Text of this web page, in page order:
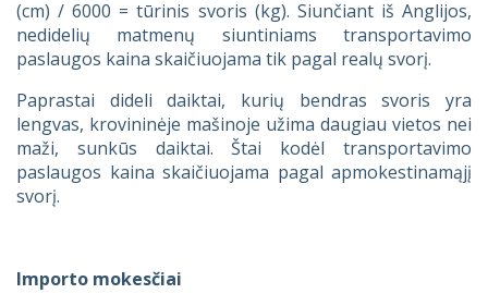
(cm) / 6000 = tūrinis svoris (kg). Siunčiant iš Anglijos,
nedidelių matmenų siuntiniams transportavimo
paslaugos kaina skaičiuojama tik pagal realų svorį.
Paprastai dideli daiktai, kurių bendras svoris yra
lengvas, krovininėje mašinoje užima daugiau vietos nei
maži, sunkūs daiktai. Štai kodėl transportavimo
paslaugos kaina skaičiuojama pagal apmokestinamąjį
svorį.
Importo mokesčiai